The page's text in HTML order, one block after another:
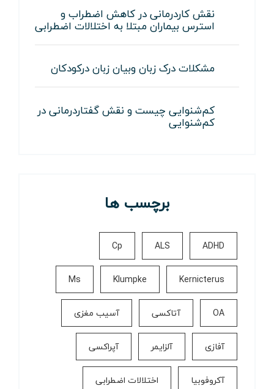
نقش کاردرمانی در کاهش اضطراب و
استرس بیماران مبتلا به اختلالات اضطرابی
مشکلات درک زبان وبیان زبان درکودکان
کم‌شنوایی چیست و نقش گفتاردرمانی در
کم‌شنوایی
برچسب ها
ADHD
ALS
Cp
Kernicterus
Klumpke
Ms
OA آتاکسی آسیب مغزی
آفازی آلزایمر آپراکسی
آکروفوبیا اختلالات اضطرابی